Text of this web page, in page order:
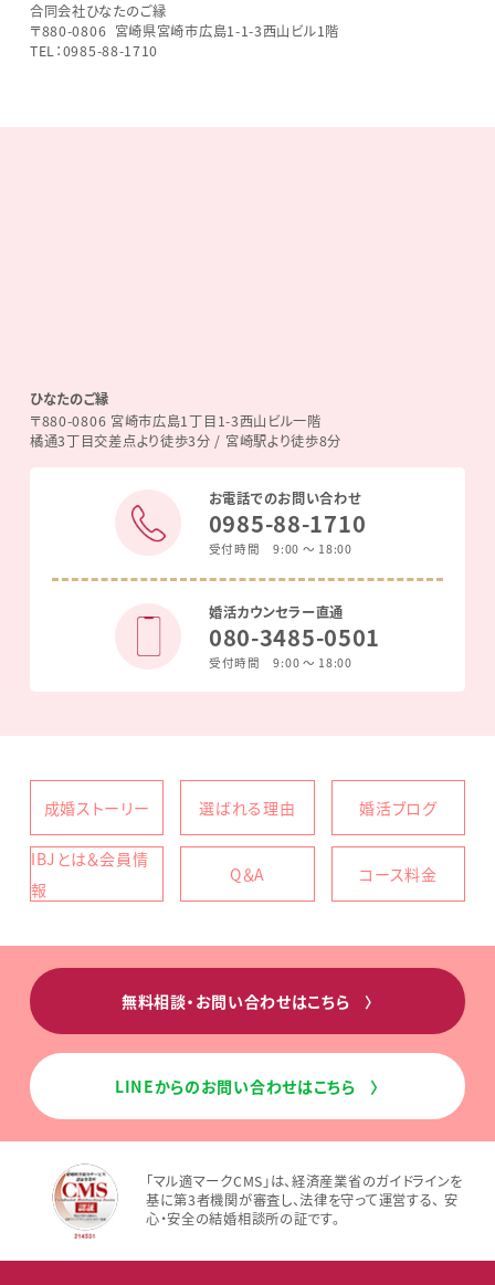
合同会社ひなたのご縁
〒880-0806 宮崎県宮崎市広島1-1-3西山ビル1階
TEL：0985-88-1710
ひなたのご縁
〒880-0806 宮崎市広島1丁目1-3西山ビル一階
橘通3丁目交差点より徒歩3分 / 宮崎駅より徒歩8分
お電話でのお問い合わせ
0985-88-1710
受付時間 9:00 ～ 18:00
婚活カウンセラー直通
080-3485-0501
受付時間 9:00 ～ 18:00
成婚ストーリー 選ばれる理由 婚活ブログ
IBJとは＆会員情
報
Q＆A コース料金
無料相談・お問い合わせはこちら〉
LINEからのお問い合わせはこちら〉
「マル適マークCMS」は、経済産業省のガイドラインを
基に第3者機関が審査し、法律を守って運営する、 安
心・安全の結婚相談所の証です。